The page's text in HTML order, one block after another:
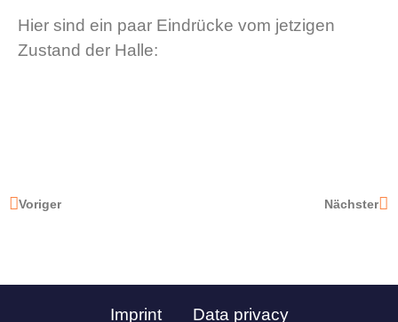
Hier sind ein paar Eindrücke vom jetzigen
Zustand der Halle:
Voriger Nächster
Imprint Data privacy